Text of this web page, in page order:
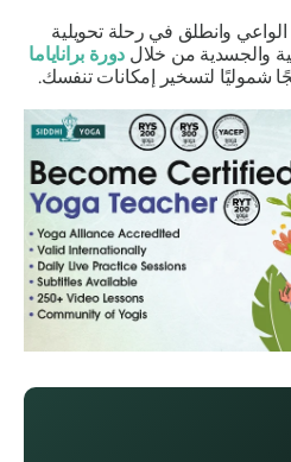
وانطلق في رحلة تحويلية
والجسدية من خلال دورة براناياما
شموليًا لتسخير إمكانات تنفسك.